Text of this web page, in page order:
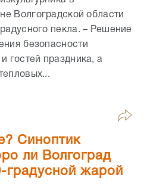
Волгоградской области
пекла. – Решение
безопасности
гостей праздника, а
Синоптик
ли Волгоград
градусной жарой